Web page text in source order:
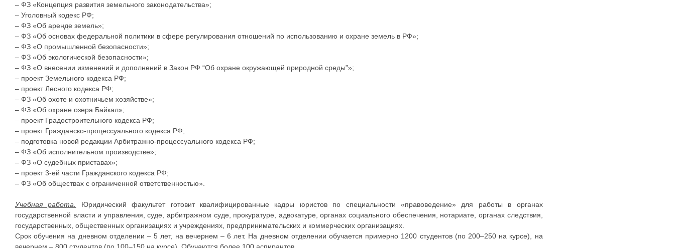
– ФЗ «Концепция развития земельного законодательства»;
– Уголовный кодекс РФ;
– ФЗ «Об аренде земель»;
– ФЗ «Об основах федеральной политики в сфере регулирования отношений по использованию и охране земель в РФ»;
– ФЗ «О промышленной безопасности»;
– ФЗ «Об экологической безопасности»;
– ФЗ «О внесении изменений и дополнений в Закон РФ “Об охране окружающей природной среды”»;
– проект Земельного кодекса РФ;
– проект Лесного кодекса РФ;
– ФЗ «Об охоте и охотничьем хозяйстве»;
– ФЗ «Об охране озера Байкал»;
– проект Градостроительного кодекса РФ;
– проект Гражданско-процессуального кодекса РФ;
– подготовка новой редакции Арбитражно-процессуального кодекса РФ;
– ФЗ «Об исполнительном производстве»;
– ФЗ «О судебных приставах»;
– проект 3-ей части Гражданского кодекса РФ;
– ФЗ «Об обществах с ограниченной ответственностью».
Учебная работа.
Юридический факультет готовит квалифицированные кадры юристов по специальности «правоведение» для работы в органах
государственной власти и управления, суде, арбитражном суде, прокуратуре, адвокатуре, органах социального обеспечения, нотариате, органах следствия,
государственных, общественных организациях и учреждениях, предпринимательских и коммерческих организациях.
Срок обучения на дневном отделении – 5 лет, на вечернем – 6 лет. На дневном отделении обучается примерно 1200 студентов (по 200–250 на курсе), на